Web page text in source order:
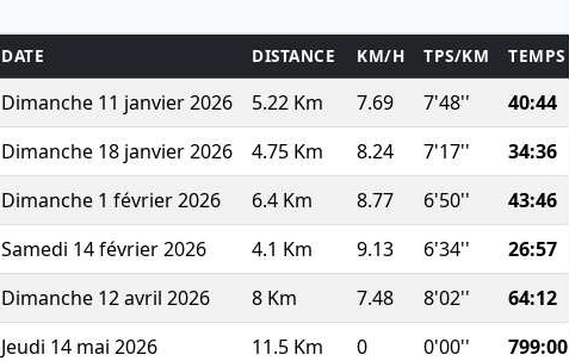
DATE DISTANCE KM/H TPS/KM TEMPS
Dimanche 11 janvier 2026 5.22 Km 7.69 7'48'' 40:44
Dimanche 18 janvier 2026 4.75 Km 8.24 7'17'' 34:36
Dimanche 1 février 2026 6.4 Km 8.77 6'50'' 43:46
Samedi 14 février 2026 4.1 Km 9.13 6'34'' 26:57
Dimanche 12 avril 2026 8 Km 7.48 8'02'' 64:12
Jeudi 14 mai 2026 11.5 Km 0 0'00'' 799:00